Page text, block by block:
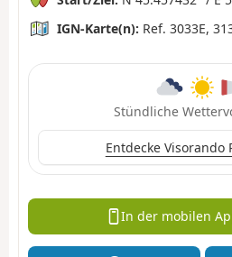
IGN-Karte(n): Ref. 3033E,
Stündliche
Entdecke Visorando
In der mobilen